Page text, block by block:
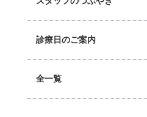
診療日のご案内
全一覧